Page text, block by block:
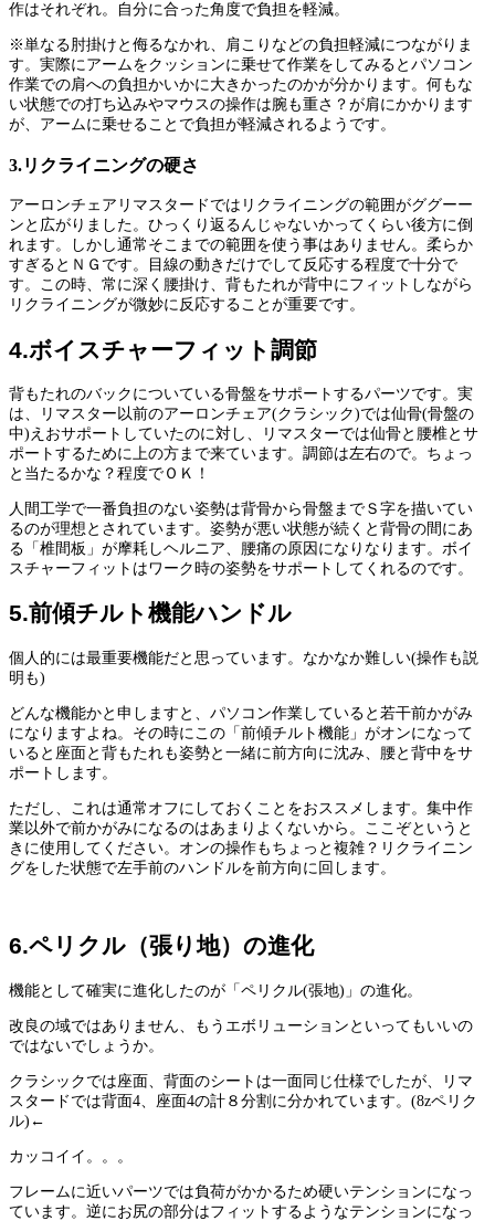
作はそれぞれ。自分に合った角度で負担を軽減。
※単なる肘掛けと侮るなかれ、肩こりなどの負担軽減につながりま
す。実際にアームをクッションに乗せて作業をしてみるとパソコン
作業での肩への負担かいかに大きかったのかが分かります。何もな
い状態での打ち込みやマウスの操作は腕も重さ？が肩にかかります
が、アームに乗せることで負担が軽減されるようです。
3.リクライニングの硬さ
アーロンチェアリマスタードではリクライニングの範囲がググーー
ンと広がりました。ひっくり返るんじゃないかってくらい後方に倒
れます。しかし通常そこまでの範囲を使う事はありません。柔らか
すぎるとＮＧです。目線の動きだけでして反応する程度で十分で
す。この時、常に深く腰掛け、背もたれが背中にフィットしながら
リクライニングが微妙に反応することが重要です。
4.ボイスチャーフィット調節
背もたれのバックについている骨盤をサポートするパーツです。実
は、リマスター以前のアーロンチェア(クラシック)では仙骨(骨盤の
中)えおサポートしていたのに対し、リマスターでは仙骨と腰椎とサ
ポートするために上の方まで来ています。調節は左右ので。ちょっ
と当たるかな？程度でＯＫ！
人間工学で一番負担のない姿勢は背骨から骨盤までＳ字を描いてい
るのが理想とされています。姿勢が悪い状態が続くと背骨の間にあ
る「椎間板」が摩耗しヘルニア、腰痛の原因になりなります。ボイ
スチャーフィットはワーク時の姿勢をサポートしてくれるのです。
5.前傾チルト機能ハンドル
個人的には最重要機能だと思っています。なかなか難しい(操作も説
明も)
どんな機能かと申しますと、パソコン作業していると若干前かがみ
になりますよね。その時にこの「前傾チルト機能」がオンになって
いると座面と背もたれも姿勢と一緒に前方向に沈み、腰と背中をサ
ポートします。
ただし、これは通常オフにしておくことをおススメします。集中作
業以外で前かがみになるのはあまりよくないから。ここぞというと
きに使用してください。オンの操作もちょっと複雑？リクライニン
グをした状態で左手前のハンドルを前方向に回します。
6.ペリクル（張り地）の進化
機能として確実に進化したのが「ペリクル(張地)」の進化。
改良の域ではありません、もうエボリューションといってもいいの
ではないでしょうか。
クラシックでは座面、背面のシートは一面同じ仕様でしたが、リマ
スタードでは背面4、座面4の計８分割に分かれています。(8zペリク
ル)←
カッコイイ。。。
フレームに近いパーツでは負荷がかかるため硬いテンションになっ
ています。逆にお尻の部分はフィットするようなテンションになっ